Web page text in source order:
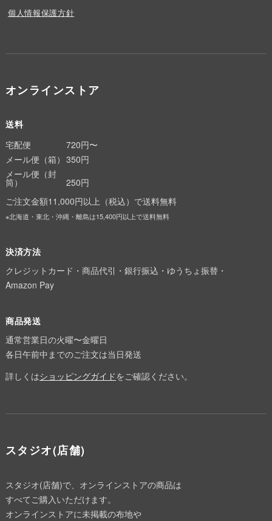
個人情報保護方針
オンラインストア
送料
宅配便
720円〜
メール便（箱） 350円
メール便（封
筒）
250円
ご注文金額11,000円以上（税込）で送料無料
※北海道・東北・沖縄・離島は15,400円以上で送料無料
決済方法
クレジットカード・商品代引・銀行振込・ゆうちょ振替・
Amazon Pay
商品発送
通常営業日の火曜〜金曜日
各日午前中までのご注文は当日発送
詳しくはショッピングガイドをご確認ください。
スタジオ(店舗)
スタジオ(店舗)で、オンラインストアの商品は
すべてご購入いただけます。
オンラインストアに未掲載の布地や